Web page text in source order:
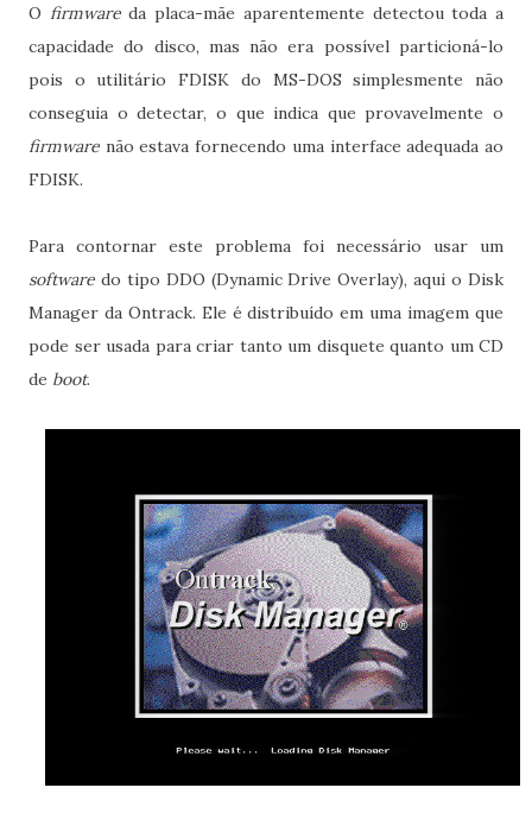
O firmwareda placa-mãe aparentemente detectou toda a
capacidade do disco, mas não era possível particioná-lo
pois o utilitário FDISK do MS-DOS simplesmente não
conseguia o detectar, o que indica que provavelmente o
firmware não estava fornecendo uma interface adequada ao
FDISK.
Para contornar este problema foi necessário usar um
software do tipo DDO (Dynamic Drive Overlay), aqui o Disk
Manager da Ontrack. Ele é distribuído em uma imagem que
pode ser usada para criar tanto um disquete quanto um CD
de boot.